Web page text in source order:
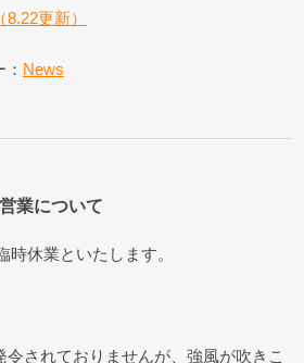
更新）
News
業について
時休業といたします。
されておりませんが、強風が吹きこ